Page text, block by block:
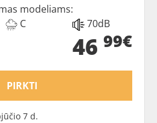
modeliams:
C 70dB
46 99€
PIRKTI
7 d.